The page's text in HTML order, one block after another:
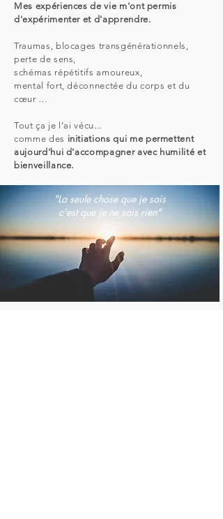
Mes expériences de vie m'ont permis
d'expérimenter et d'apprendre.
Traumas, blocages transgénérationnels,
perte de sens,
schémas répétitifs amoureux,
mental fort, déconnectée du corps et du
cœur …
Tout ça je l’ai vécu...
comme des initiations qui me permettent
aujourd'hui d'accompagner avec humilité et
bienveillance.
"La seule chose que je sais
c'est que je ne sais rien"